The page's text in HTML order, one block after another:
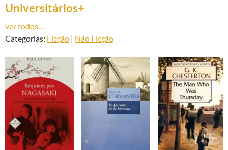
Universitários+
ver todos…
Categorias: Ficção | Não Ficção